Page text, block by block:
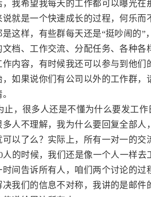
我希望我每天的工作都可以曝光
就是一个快速成长的过程，何乐而
这样，有些群每天还是“挺吵闹的
档、工作交流、分配任务、各种
内容，有时候我还可以参与到他
如果说你们有公司以外的工作群
，很多人还是不懂为什么要发工作
人不理解，我为什么要回复全部
以了么？实际上，所有一对一的
的时候，我们还是像一个人一样
间告诉所有人，咱们两个讨论的
我们的信息不对称，我讲的是邮